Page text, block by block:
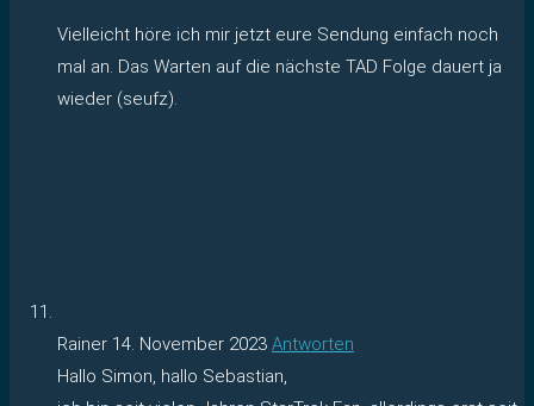
Vielleicht höre ich mir jetzt eure Sendung einfach noch
mal an. Das Warten auf die nächste TAD Folge dauert ja
wieder (seufz).
Rainer 14. November 2023 Antworten
Hallo Simon, hallo Sebastian,